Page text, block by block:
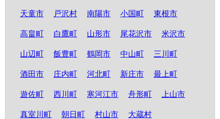
天童市 戸沢村 南陽市 小国町 東根市
高畠町 白鷹町 山形市 尾花沢市 米沢市
山辺町 飯豊町 鶴岡市 中山町 三川町
酒田市 庄内町 河北町 新庄市 最上町
遊佐町 西川町 寒河江市 舟形町 上山市
真室川町 朝日町 村山市 大蔵村